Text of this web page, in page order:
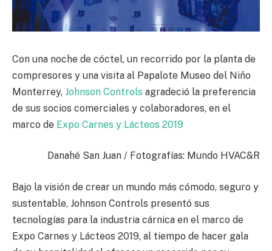
Con una noche de cóctel, un recorrido por la planta de
compresores y una visita al Papalote Museo del Niño
Monterrey, Johnson Controls agradeció la preferencia
de sus socios comerciales y colaboradores, en el
marco de Expo Carnes y Lácteos 2019
Danahé San Juan / Fotografías: Mundo HVAC&R
Bajo la visión de crear un mundo más cómodo, seguro y
sustentable, Johnson Controls presentó sus
tecnologías para la industria cárnica en el marco de
Expo Carnes y Lácteos 2019, al tiempo de hacer gala